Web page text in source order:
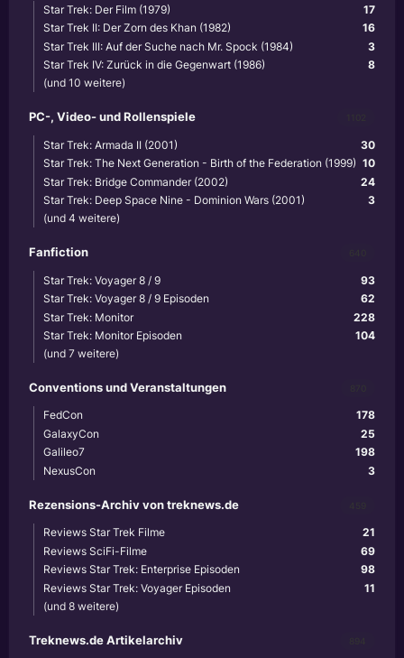
17
Star Trek: Der Film (1979)
16
Star Trek II: Der Zorn des Khan (1982)
3
Star Trek III: Auf der Suche nach Mr. Spock (1984)
8
Star Trek IV: Zurück in die Gegenwart (1986)
(und 10 weitere)
PC-, Video- und Rollenspiele
30
Star Trek: Armada II (2001)
10
Star Trek: The Next Generation - Birth of the Federation (1999)
24
Star Trek: Bridge Commander (2002)
3
Star Trek: Deep Space Nine - Dominion Wars (2001)
(und 4 weitere)
Fanfiction
93
Star Trek: Voyager 8 / 9
62
Star Trek: Voyager 8 / 9 Episoden
228
Star Trek: Monitor
104
Star Trek: Monitor Episoden
(und 7 weitere)
Conventions und Veranstaltungen
178
FedCon
25
GalaxyCon
198
Galileo7
3
NexusCon
Rezensions-Archiv von treknews.de
21
Reviews Star Trek Filme
69
Reviews SciFi-Filme
98
Reviews Star Trek: Enterprise Episoden
11
Reviews Star Trek: Voyager Episoden
(und 8 weitere)
Treknews.de Artikelarchiv